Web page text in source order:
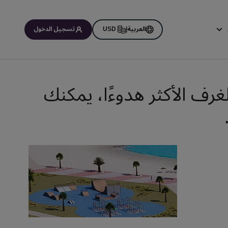
العربية|
USD تسجيل الدخول
الأكثر هدوءًا، يمكنك